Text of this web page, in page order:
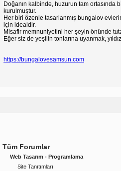
Doğanın kalbinde, huzurun tam ortasında
kurulmuştur.
Her biri özenle tasarlanmış bungalov
için idealdir.
Misafir memnuniyetini her şeyin önünde
Eğer siz de yeşilin tonlarına uyanmak,
https://bungalovesamsun.com
Tüm Forumlar
Web Tasarım - Programlama
Site Tanıtımları